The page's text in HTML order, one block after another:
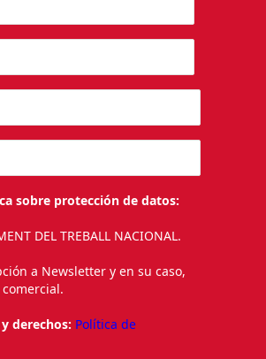
sobre protección de datos:
DEL TREBALL NACIONAL.
a Newsletter y en su caso,
derechos: Política de